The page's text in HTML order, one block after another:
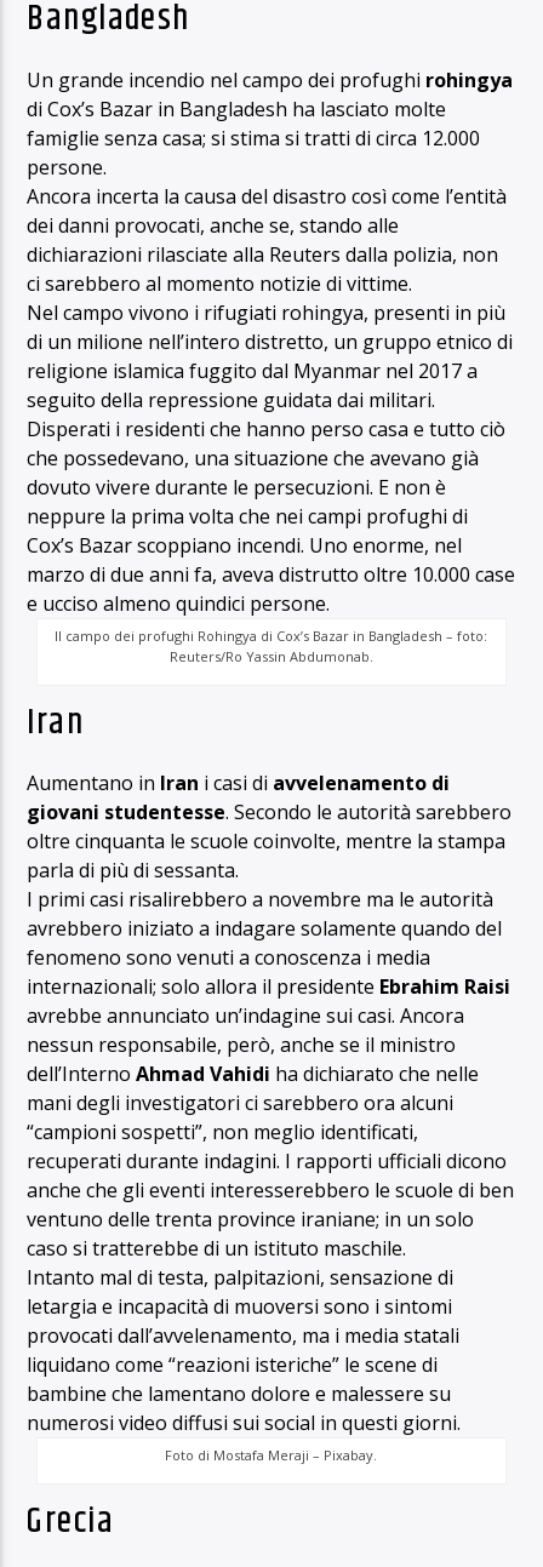
Bangladesh
Un grande incendio nel campo dei profughi rohingya
di Cox’s Bazar in Bangladesh ha lasciato molte
famiglie senza casa; si stima si tratti di circa 12.000
persone.
Ancora incerta la causa del disastro così come l’entità
dei danni provocati, anche se, stando alle
dichiarazioni rilasciate alla Reuters dalla polizia, non
ci sarebbero al momento notizie di vittime.
Nel campo vivono i rifugiati rohingya, presenti in più
di un milione nell’intero distretto, un gruppo etnico di
religione islamica fuggito dal Myanmar nel 2017 a
seguito della repressione guidata dai militari.
Disperati i residenti che hanno perso casa e tutto ciò
che possedevano, una situazione che avevano già
dovuto vivere durante le persecuzioni. E non è
neppure la prima volta che nei campi profughi di
Cox’s Bazar scoppiano incendi. Uno enorme, nel
marzo di due anni fa, aveva distrutto oltre 10.000 case
e ucciso almeno quindici persone.
Il campo dei profughi Rohingya di Cox’s Bazar in Bangladesh – foto:
Reuters/Ro Yassin Abdumonab.
Iran
Aumentano in Iran i casi di avvelenamento di
giovani studentesse. Secondo le autorità sarebbero
oltre cinquanta le scuole coinvolte, mentre la stampa
parla di più di sessanta.
I primi casi risalirebbero a novembre ma le autorità
avrebbero iniziato a indagare solamente quando del
fenomeno sono venuti a conoscenza i media
internazionali; solo allora il presidente Ebrahim Raisi
avrebbe annunciato un’indagine sui casi. Ancora
nessun responsabile, però, anche se il ministro
dell’InternoAhmad Vahidi ha dichiarato che nelle
mani degli investigatori ci sarebbero ora alcuni
“campioni sospetti”, non meglio identificati,
recuperati durante indagini. I rapporti ufficiali dicono
anche che gli eventi interesserebbero le scuole di ben
ventuno delle trenta province iraniane; in un solo
caso si tratterebbe di un istituto maschile.
Intanto mal di testa, palpitazioni, sensazione di
letargia e incapacità di muoversi sono i sintomi
provocati dall’avvelenamento, ma i media statali
liquidano come “reazioni isteriche” le scene di
bambine che lamentano dolore e malessere su
numerosi video diffusi sui social in questi giorni.
Foto di Mostafa Meraji – Pixabay.
Grecia